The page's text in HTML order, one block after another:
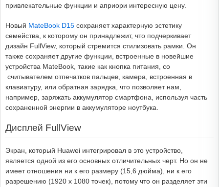
привлекательные функции и априори интересную цену.
Новый MateBook D15 сохраняет характерную эстетику
семейства, к которому он принадлежит, что подчеркивает
дизайн FullView, который стремится стилизовать рамки. Он
также сохраняет другие функции, встроенные в новейшие
устройства MateBook, такие как кнопка питания, со
считывателем отпечатков пальцев, камера, встроенная в
клавиатуру, или обратная зарядка, что позволяет нам,
например, заряжать аккумулятор смартфона, используя часть
сохраненной энергии в аккумуляторе ноутбука.
Дисплей FullView
Экран, который Huawei интегрировал в это устройство,
является одной из его основных отличительных черт. Но он не
имеет отношения ни к его размеру (15,6 дюйма), ни к его
разрешению (1920 x 1080 точек), потому что он разделяет эти